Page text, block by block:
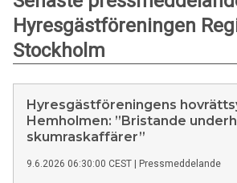
Hyresgästföreningen
Stockholm
Hyresgästföreningens
Hemholmen: ”Bristande
skumraskaffärer”
9.6.2026 06:30:00 CEST | Pressmeddelande